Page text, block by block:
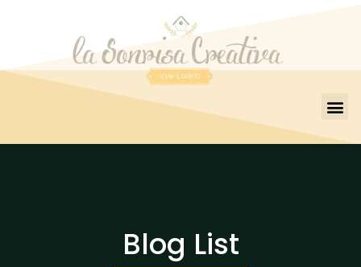
Blog List